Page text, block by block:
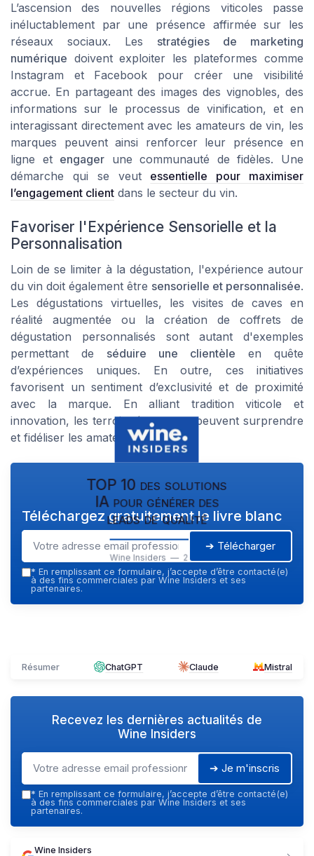
L’ascension des nouvelles régions viticoles passe
inéluctablement par une présence affirmée sur les
réseaux sociaux. Les stratégies de marketing
numérique doivent exploiter les plateformes comme
Instagram et Facebook pour créer une visibilité
accrue. En partageant des images des vignobles, des
informations sur le processus de vinification, et en
interagissant directement avec les amateurs de vin, les
marques peuvent ainsi renforcer leur présence en
ligne et engager une communauté de fidèles. Une
démarche qui se veut essentielle pour maximiser
l’engagement client dans le secteur du vin.
Favoriser l'Expérience Sensorielle et la
Personnalisation
Loin de se limiter à la dégustation, l'expérience autour
du vin doit également être sensorielle et personnalisée.
Les dégustations virtuelles, les visites de caves en
réalité augmentée ou la création de coffrets de
dégustation personnalisés sont autant d'exemples
permettant de séduire une clientèle en quête
d’expériences uniques. En outre, ces initiatives
favorisent un sentiment d’exclusivité et de proximité
avec la marque. En alliant tradition viticole et
innovation, les terroirs émergents peuvent surprendre
et fidéliser les amateurs de vins.
TOP 10 des solutions
IA pour générer des
leads de qualité
Wine Insiders — 2026
Téléchargez gratuitement le livre blanc
➔ Télécharger
* En remplissant ce formulaire, j’accepte d’être contacté(e)
à des fins commerciales par Wine Insiders et ses
partenaires.
Résumer ChatGPT Claude Mistral
Recevez les dernières actualités de
Wine Insiders
➔ Je m'inscris
* En remplissant ce formulaire, j’accepte d’être contacté(e)
à des fins commerciales par Wine Insiders et ses
partenaires.
Wine Insiders